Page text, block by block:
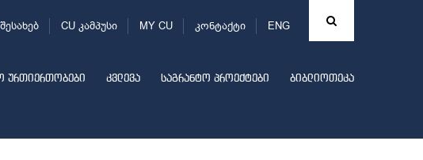
ENG
CU კამპუსი MY CU კონტაქტი
ურთიერთობები კვლევა საგრანტო პროექტები ბიბლიოთეკა